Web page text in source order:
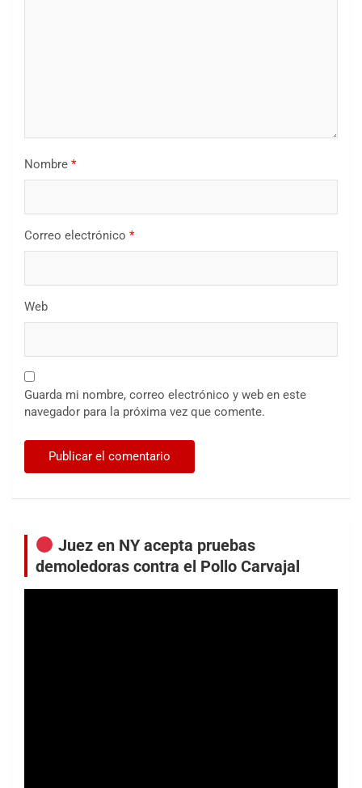
Nombre *
Correo electrónico *
Web
Guarda mi nombre, correo electrónico y web en este
navegador para la próxima vez que comente.
Juez en NY acepta pruebas
demoledoras contra el Pollo Carvajal